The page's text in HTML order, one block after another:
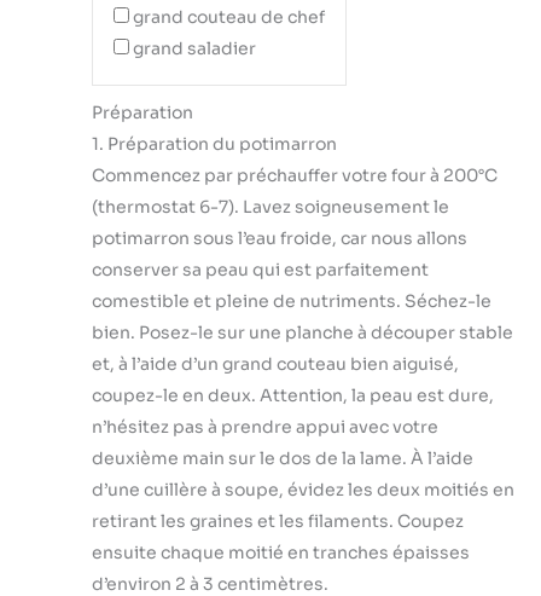
grand couteau de chef
grand saladier
Préparation
1. Préparation du potimarron
Commencez par préchauffer votre four à 200°C
(thermostat 6-7). Lavez soigneusement le
potimarron sous l’eau froide, car nous allons
conserver sa peau qui est parfaitement
comestible et pleine de nutriments. Séchez-le
bien. Posez-le sur une planche à découper stable
et, à l’aide d’un grand couteau bien aiguisé,
coupez-le en deux. Attention, la peau est dure,
n’hésitez pas à prendre appui avec votre
deuxième main sur le dos de la lame. À l’aide
d’une cuillère à soupe, évidez les deux moitiés en
retirant les graines et les filaments. Coupez
ensuite chaque moitié en tranches épaisses
d’environ 2 à 3 centimètres.